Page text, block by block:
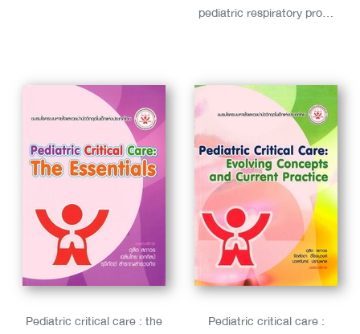
pediatric respiratory pro...
Pediatric critical care : the
Pediatric critical care :